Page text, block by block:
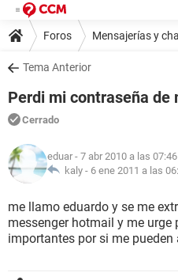
Foros Mensajerías y
Tema Anterior
Perdi mi contraseña de
Cerrado
eduar - 7 abr 2010 a las 07:46
kaly - 6 ene 2011 a las
me llamo eduardo y se me
messenger hotmail y me urge
importantes por si me